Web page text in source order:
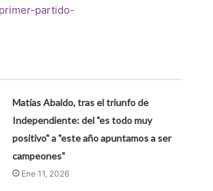
partido-
Matías Abaldo, tras el triunfo de
Independiente: del "es todo muy
positivo" a "este año apuntamos a ser
campeones"
Ene 11, 2026